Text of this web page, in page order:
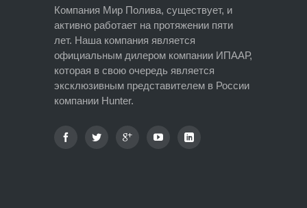
Компания Мир Полива, существует, и
активно работает на протяжении пяти
лет. Наша компания является
официальным дилером компании ИПААР,
которая в свою очередь является
эксклюзивным представителем в России
компании Hunter.